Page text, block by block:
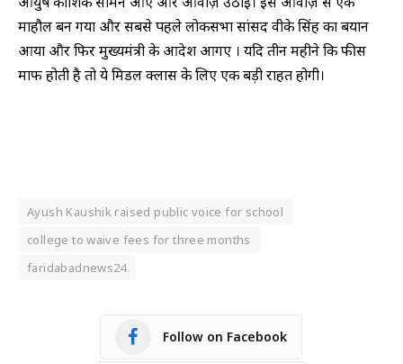
माहौल बन गया और सबसे पहले लोकसभा सांसद वीके सिंह का बयान
आया और फिर मुख्यमंत्री के आदेश आगए । यदि तीन महीने कि फीस
माफ होती है तो ये मिडल क्लास के लिए एक बड़ी राहत होगी।
Ayush Kaushik raised public voice for school
college to waive fees for three months
faridabadnews24
Follow on Facebook